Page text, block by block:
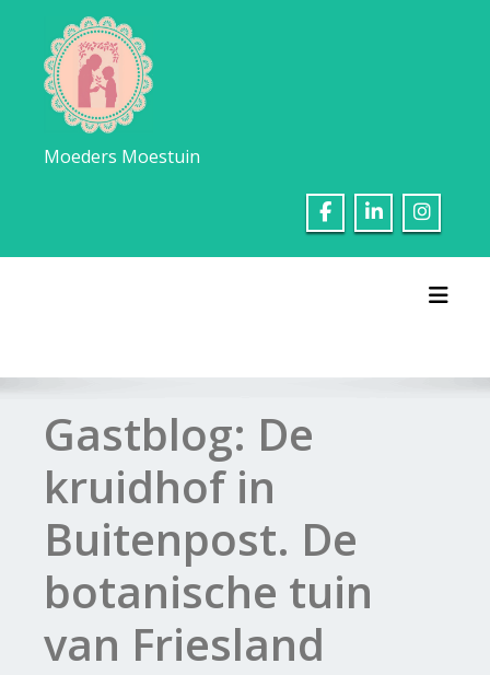
inhoud
Moeders Moestuin
Gastblog: De
kruidhof in
Buitenpost. De
botanische tuin
van Friesland